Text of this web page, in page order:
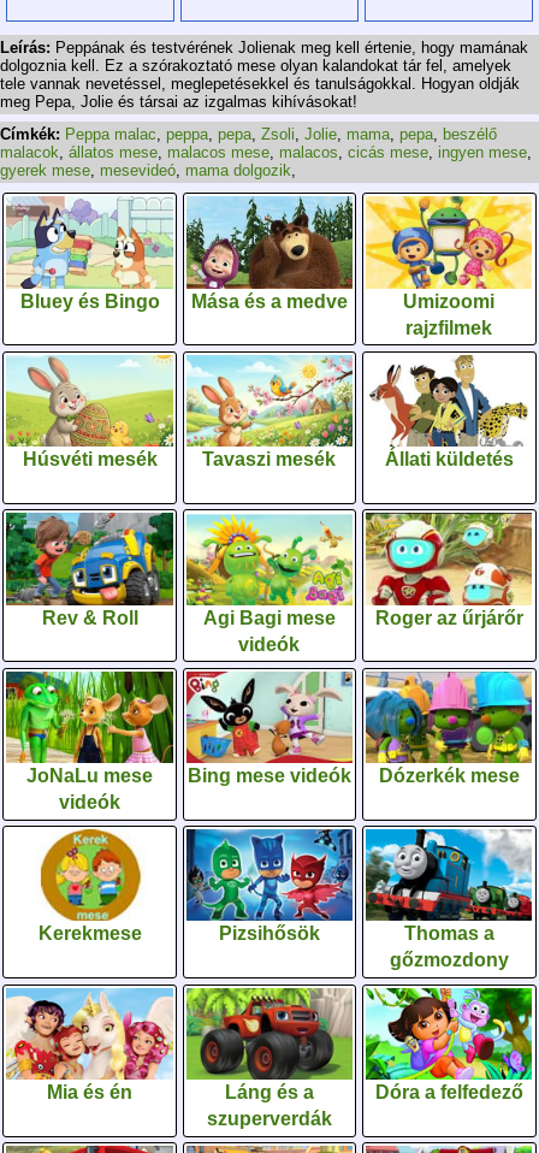
Leírás: Peppának és testvérének Jolienak meg kell értenie, hogy mamának
dolgoznia kell. Ez a szórakoztató mese olyan kalandokat tár fel, amelyek
tele vannak nevetéssel, meglepetésekkel és tanulságokkal. Hogyan oldják
meg Pepa, Jolie és társai az izgalmas kihívásokat!
Címkék: Peppa malac, peppa, pepa, Zsoli, Jolie, mama, pepa, beszélő
malacok, állatos mese, malacos mese, malacos, cicás mese, ingyen mese,
gyerek mese, mesevideó, mama dolgozik,
Bluey és Bingo Mása és a medve
Umizoomi
rajzfilmek
Húsvéti mesék Tavaszi mesék Állati küldetés
Rev & Roll
Agi Bagi mese
videók
Roger az űrjárőr
JoNaLu mese
videók
Bing mese videók Dózerkék mese
Kerekmese Pizsihősök
Thomas a
gőzmozdony
Mia és én
Láng és a
szuperverdák
Dóra a felfedező